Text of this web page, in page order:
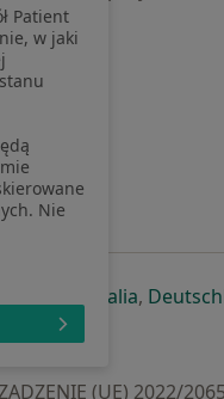
się w nowej karcie
otwiera się w nowej
otwiera się w
Italiaotwiera
,
(UE) 2022/
Patient
w jaki
Nie